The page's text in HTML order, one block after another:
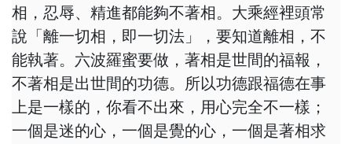
相，忍辱、精進都能夠不著相。大乘經裡頭常
說「離一切相，即一切法」，要知道離相，不
能執著。六波羅蜜要做，著相是世間的福報，
不著相是出世間的功德。所以功德跟福德在事
上是一樣的，你看不出來，用心完全不一樣；
一個是迷的心，一個是覺的心，一個是著相求